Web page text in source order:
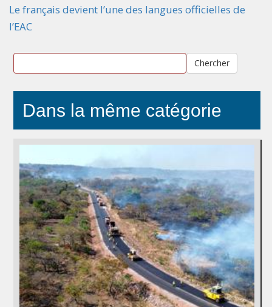
Le français devient l’une des langues officielles de
l’EAC
Chercher
Dans la même catégorie